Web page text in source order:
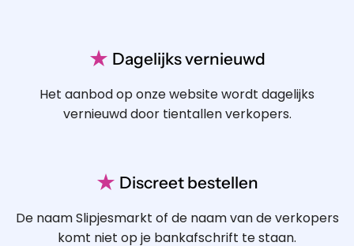
★ Dagelijks vernieuwd
Het aanbod op onze website wordt dagelijks
vernieuwd door tientallen verkopers.
★ Discreet bestellen
De naam Slipjesmarkt of de naam van de verkopers
komt niet op je bankafschrift te staan.